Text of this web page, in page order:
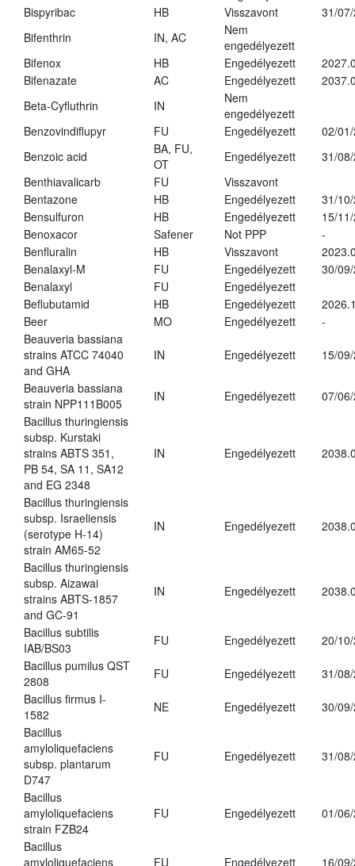
Bispyribac
HB Visszavont
31/
Bifenthrin
IN, AC
Nem
engedélyezett
Bifenox
HB Engedélyezett
Bifenazate
AC Engedélyezett
Beta-Cyfluthrin
IN
Nem
engedélyezett
Benzovindiflupyr
FU Engedélyezett
02/
Benzoic acid
BA, FU,
OT
Engedélyezett
31/
Benthiavalicarb
FU
Visszavont
Bentazone
HB Engedélyezett
31/
Bensulfuron
HB Engedélyezett
15/
Benoxacor
Safener Not PPP
-
Benfluralin
HB Visszavont
Benalaxyl-M
FU Engedélyezett
30/
Benalaxyl
FU
Engedélyezett
Beflubutamid
HB Engedélyezett
Beer
MO Engedélyezett
-
Beauveria bassiana
strains ATCC 74040
and GHA
IN Engedélyezett 15/
Beauveria bassiana
strain NPP111B005
IN Engedélyezett
07/
Bacillus thuringiensis
subsp. Kurstaki
strains ABTS 351,
PB 54, SA 11, SA12
and EG 2348
IN Engedélyezett
Bacillus thuringiensis
subsp. Israeliensis
(serotype H-14)
strain AM65-52
IN Engedélyezett
Bacillus thuringiensis
subsp. Aizawai
strains ABTS-1857
and GC-91
IN Engedélyezett
Bacillus subtilis
IAB/BS03
FU Engedélyezett
20/
Bacillus pumilus QST
2808
FU Engedélyezett
31/
Bacillus firmus I-
1582
NE Engedélyezett
30/
Bacillus
amyloliquefaciens
subsp. plantarum
D747
FU Engedélyezett 31/
Bacillus
amyloliquefaciens
strain FZB24
FU Engedélyezett 01/
Bacillus
amyloliquefaciens
FU Engedélyezett 16/